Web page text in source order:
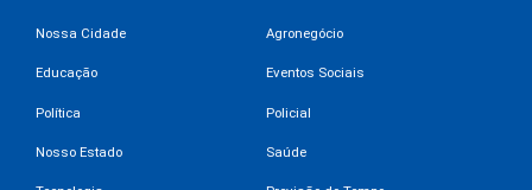
Nossa Cidade Agronegócio
Educação Eventos Sociais
Política Policial
Nosso Estado Saúde